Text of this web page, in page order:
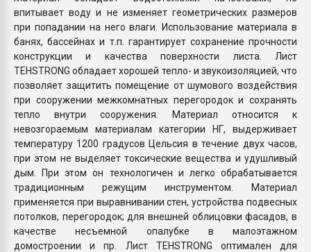
впитывает воду и не изменяет геометрических размеров
при попадании на него влаги. Использование материала в
банях, бассейнах и т.п. гарантирует сохранение прочности
конструкции и качества поверхности листа. Лист
TEHSTRONG обладает хорошей тепло- и звукоизоляцией, что
позволяет защитить помещение от шумового воздействия
при сооружении межкомнатных перегородок и сохранять
тепло внутри сооружения. Материал относится к
невозгораемым материалам категории НГ, выдерживает
температуру 1200 градусов Цельсия в течение двух часов,
при этом не выделяет токсические вещества и удушливый
дым. При этом он технологичен и легко обрабатывается
традиционным режущим инструментом. Материал
применяется при выравнивании стен, устройства подвесных
потолков, перегородок; для внешней облицовки фасадов, в
качестве несъемной опалубке в малоэтажном
домостроении и пр. Лист TEHSTRONG оптимален для